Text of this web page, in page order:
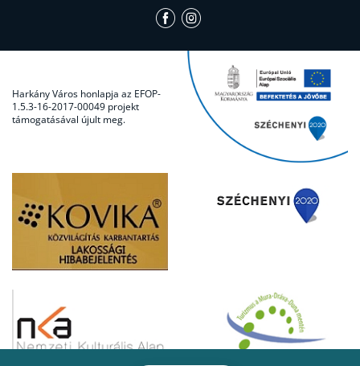
Harkány Város honlapja az EFOP-
1.5.3-16-2017-00049 projekt
támogatásával újult meg.